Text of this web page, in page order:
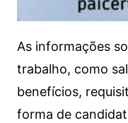
As informações
trabalho, como
benefícios,
forma de